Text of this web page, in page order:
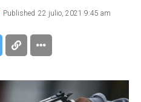
Published 22 julio, 2021 9:45 am